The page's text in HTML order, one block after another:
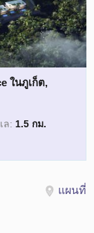
ในภูเก็ต,
ล:1.5 กม.
แผนที่